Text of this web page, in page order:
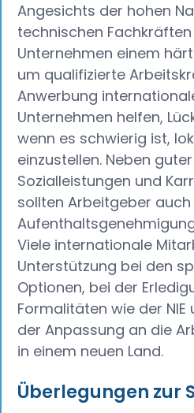
Angesichts der hohen
technischen
Unternehmen einem
um qualifizierte
Anwerbung
Unternehmen helfen,
wenn es schwierig ist,
einzustellen. Neben
Sozialleistungen und
sollten Arbeitgeber
Viele internationale
Unterstützung bei den
Optionen, bei der
Formalitäten wie der NIE
der Anpassung an die
in einem neuen Land.
Überlegungen zur